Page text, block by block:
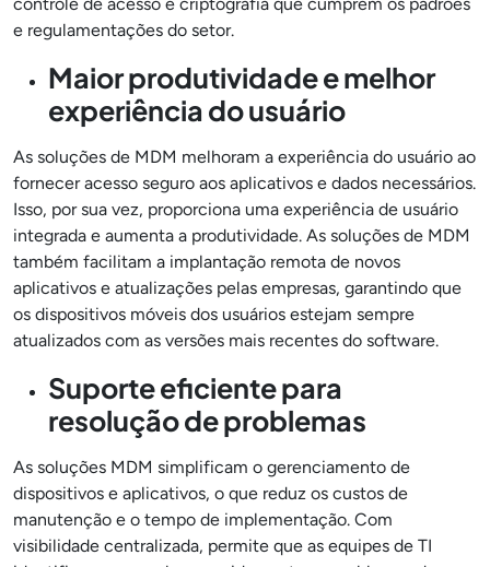
e regulamentações do setor.
Maior produtividade e melhor
experiência do usuário
As soluções de MDM melhoram a experiência do usuário ao
fornecer acesso seguro aos aplicativos e dados necessários.
Isso, por sua vez, proporciona uma experiência de usuário
integrada e aumenta a produtividade. As soluções de MDM
também facilitam a implantação remota de novos
aplicativos e atualizações pelas empresas, garantindo que
os dispositivos móveis dos usuários estejam sempre
atualizados com as versões mais recentes do software.
Suporte eficiente para
resolução de problemas
As soluções MDM simplificam o gerenciamento de
dispositivos e aplicativos, o que reduz os custos de
manutenção e o tempo de implementação. Com
visibilidade centralizada, permite que as equipes de TI